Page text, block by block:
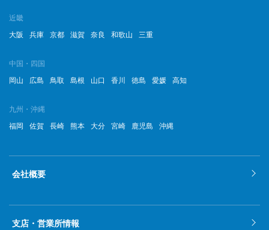
近畿
大阪
兵庫 京都 滋賀 奈良 和歌山 三重
中国・四国
岡山
広島 鳥取 島根 山口 香川 徳島 愛媛 高知
九州・沖縄
福岡
佐賀 長崎 熊本 大分 宮崎 鹿児島 沖縄
会社概要
支店・営業所情報